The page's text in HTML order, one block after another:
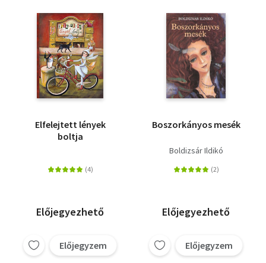
Elfelejtett lények
boltja
Előjegyezhető
Előjegyzem
Boszorkányos mesék
Boldizsár Ildikó
Előjegyezhető
Előjegyzem